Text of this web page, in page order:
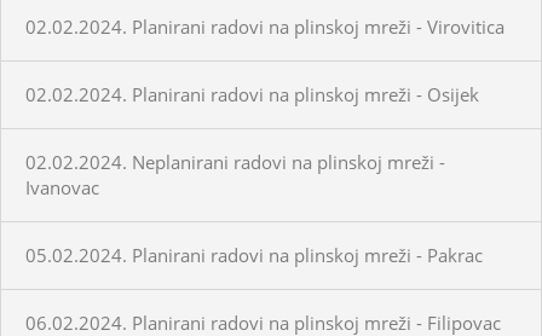
02.02.2024. Planirani radovi na plinskoj mreži - Virovitica
02.02.2024. Planirani radovi na plinskoj mreži - Osijek
02.02.2024. Neplanirani radovi na plinskoj mreži -
Ivanovac
05.02.2024. Planirani radovi na plinskoj mreži - Pakrac
06.02.2024. Planirani radovi na plinskoj mreži - Filipovac